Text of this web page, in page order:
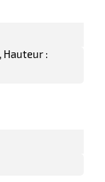
Hauteur :